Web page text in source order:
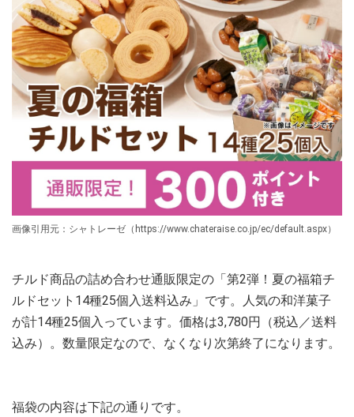
画像引用元：シャトレーゼ（https://www.chateraise.co.jp/ec/default.aspx）
チルド商品の詰め合わせ通販限定の「第2弾！夏の福箱チ
ルドセット14種25個入送料込み」です。人気の和洋菓子
が計14種25個入っています。価格は3,780円（税込／送料
込み）。数量限定なので、なくなり次第終了になります。
福袋の内容は下記の通りです。